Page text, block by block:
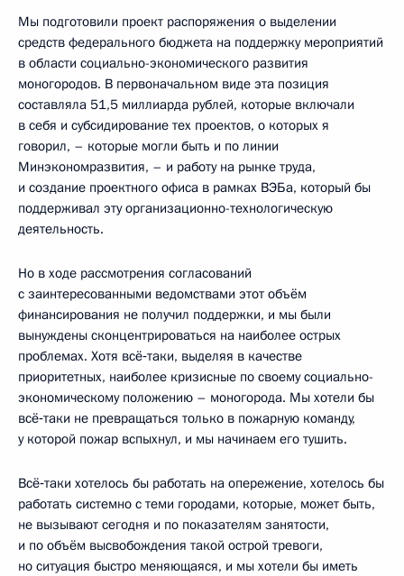
Мы подготовили проект распоряжения о выделении
средств федерального бюджета на поддержку мероприятий
в области социально-экономического развития
моногородов. В первоначальном виде эта позиция
составляла 51,5 миллиарда рублей, которые включали
в себя и субсидирование тех проектов, о которых я
говорил, – которые могли быть и по линии
Минэкономразвития, – и работу на рынке труда,
и создание проектного офиса в рамках ВЭБа, который бы
поддерживал эту организационно-технологическую
деятельность.
Но в ходе рассмотрения согласований
с заинтересованными ведомствами этот объём
финансирования не получил поддержки, и мы были
вынуждены сконцентрироваться на наиболее острых
проблемах. Хотя всё‑таки, выделяя в качестве
приоритетных, наиболее кризисные по своему социально-
экономическому положению – моногорода. Мы хотели бы
всё‑таки не превращаться только в пожарную команду,
у которой пожар вспыхнул, и мы начинаем его тушить.
Всё‑таки хотелось бы работать на опережение, хотелось бы
работать системно с теми городами, которые, может быть,
не вызывают сегодня и по показателям занятости,
и по объём высвобождения такой острой тревоги,
но ситуация быстро меняющаяся, и мы хотели бы иметь